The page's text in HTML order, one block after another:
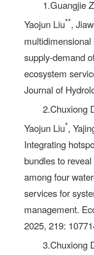
1.Guangjie
Yaojun Liu**,
supply-demand
ecosystem
Journal of
2.Chuxiong
Yaojun Liu*,
Integrating
bundles to
among four
services for
management.
2025, 219:
3.Chuxiong